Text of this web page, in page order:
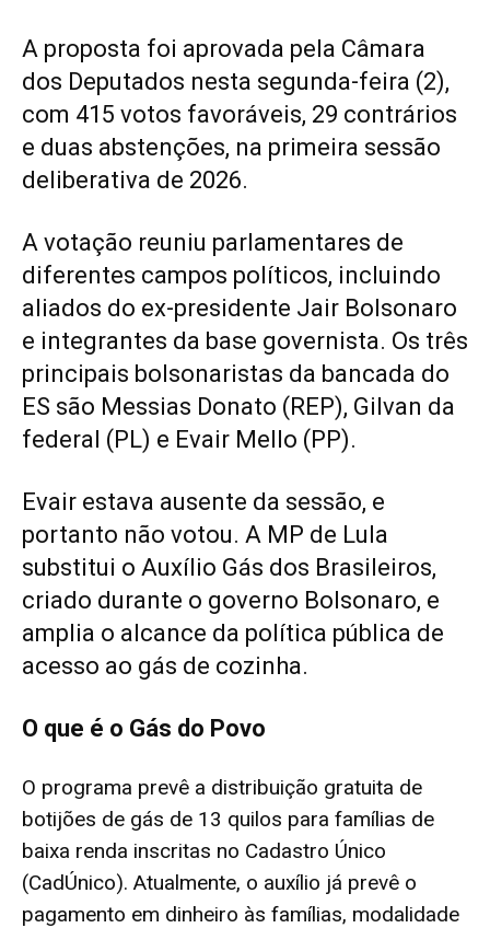
A proposta foi aprovada pela Câmara
dos Deputados nesta segunda-feira (2),
com 415 votos favoráveis, 29 contrários
e duas abstenções, na primeira sessão
deliberativa de 2026.
A votação reuniu parlamentares de
diferentes campos políticos, incluindo
aliados do ex-presidente Jair Bolsonaro
e integrantes da base governista. Os três
principais bolsonaristas da bancada do
ES são Messias Donato (REP), Gilvan da
federal (PL) e Evair Mello (PP).
Evair estava ausente da sessão, e
portanto não votou. A MP de Lula
substitui o Auxílio Gás dos Brasileiros,
criado durante o governo Bolsonaro, e
amplia o alcance da política pública de
acesso ao gás de cozinha.
O que é o Gás do Povo
O programa prevê a distribuição gratuita de
botijões de gás de 13 quilos para famílias de
baixa renda inscritas no Cadastro Único
(CadÚnico). Atualmente, o auxílio já prevê o
pagamento em dinheiro às famílias, modalidade